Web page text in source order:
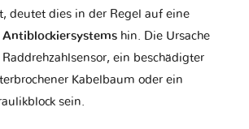
deutet dies in der Regel auf eine
hin. Die Ursache
ein beschädigter
Kabelbaum oder ein
sein.